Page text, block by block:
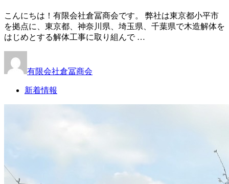
こんにちは！有限会社倉冨商会です。 弊社は東京都小平市
を拠点に、東京都、神奈川県、埼玉県、千葉県で木造解体を
はじめとする解体工事に取り組んで …
有限会社倉冨商会
新着情報